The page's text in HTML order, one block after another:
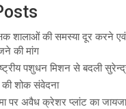
शालाओं की समस्या दूर करने एवं
की मांग
पशुधन मिशन से बदली
शोक संवेदना
पर अवैध क्रेशर प्लांट का